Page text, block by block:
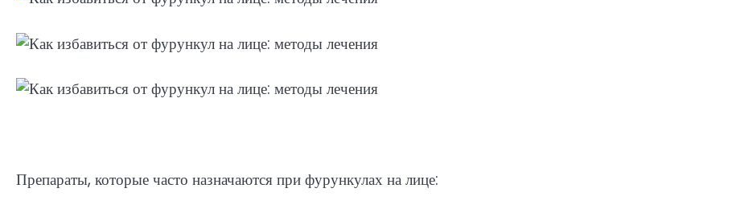
Препараты, которые часто назначаются при фурункулах на лице: